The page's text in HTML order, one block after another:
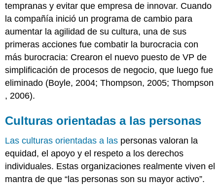
tempranas y evitar que empresa de innovar. Cuando
la compañía inició un programa de cambio para
aumentar la agilidad de su cultura, una de sus
primeras acciones fue combatir la burocracia con
más burocracia: Crearon el nuevo puesto de VP de
simplificación de procesos de negocio, que luego fue
eliminado (Boyle, 2004; Thompson, 2005; Thompson
, 2006).
Culturas orientadas a las personas
Las culturas orientadas a las personas valoran la
equidad, el apoyo y el respeto a los derechos
individuales. Estas organizaciones realmente viven el
mantra de que “las personas son su mayor activo”.